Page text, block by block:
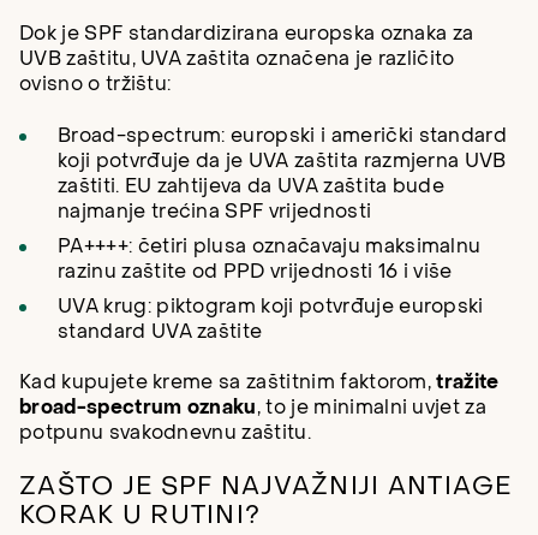
Dok je SPF standardizirana europska oznaka za
UVB zaštitu, UVA zaštita označena je različito
ovisno o tržištu:
Broad-spectrum: europski i američki standard
koji potvrđuje da je UVA zaštita razmjerna UVB
zaštiti. EU zahtijeva da UVA zaštita bude
najmanje trećina SPF vrijednosti
PA++++: četiri plusa označavaju maksimalnu
razinu zaštite od PPD vrijednosti 16 i više
UVA krug: piktogram koji potvrđuje europski
standard UVA zaštite
Kad kupujete kreme sa zaštitnim faktorom,tražite
broad-spectrum oznaku, to je minimalni uvjet za
potpunu svakodnevnu zaštitu.
ZAŠTO JE SPF NAJVAŽNIJI ANTIAGE
KORAK U RUTINI?